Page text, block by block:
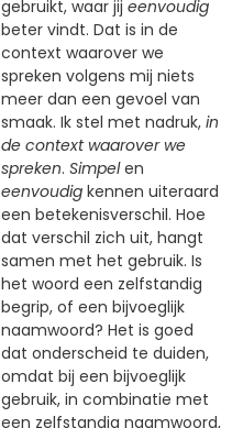
gebruikt, waar jij eenvoudig
beter vindt. Dat is in de
context waarover we
spreken volgens mij niets
meer dan een gevoel van
smaak. Ik stel met nadruk, in
de context waarover we
spreken. Simpelen
eenvoudig kennen uiteraard
een betekenisverschil. Hoe
dat verschil zich uit, hangt
samen met het gebruik. Is
het woord een zelfstandig
begrip, of een bijvoeglijk
naamwoord? Het is goed
dat onderscheid te duiden,
omdat bij een bijvoeglijk
gebruik, in combinatie met
een zelfstandig naamwoord,